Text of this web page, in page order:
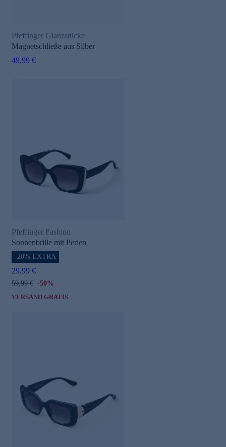
Pfeffinger Glanzstücke
Magnetschließe aus Silber
49,99 €
Pfeffinger Fashion
Sonnenbrille mit Perlen
-20% EXTRA
29,99 €
59,99 € -50%
VERSAND GRATIS